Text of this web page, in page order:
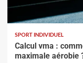
SPORT INDIVIDUEL
Calcul vma :
maximale aérobie